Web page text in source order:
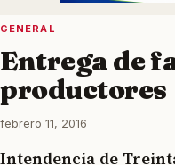
GENERAL
Entrega de
productores
febrero 11, 2016
Intendencia de